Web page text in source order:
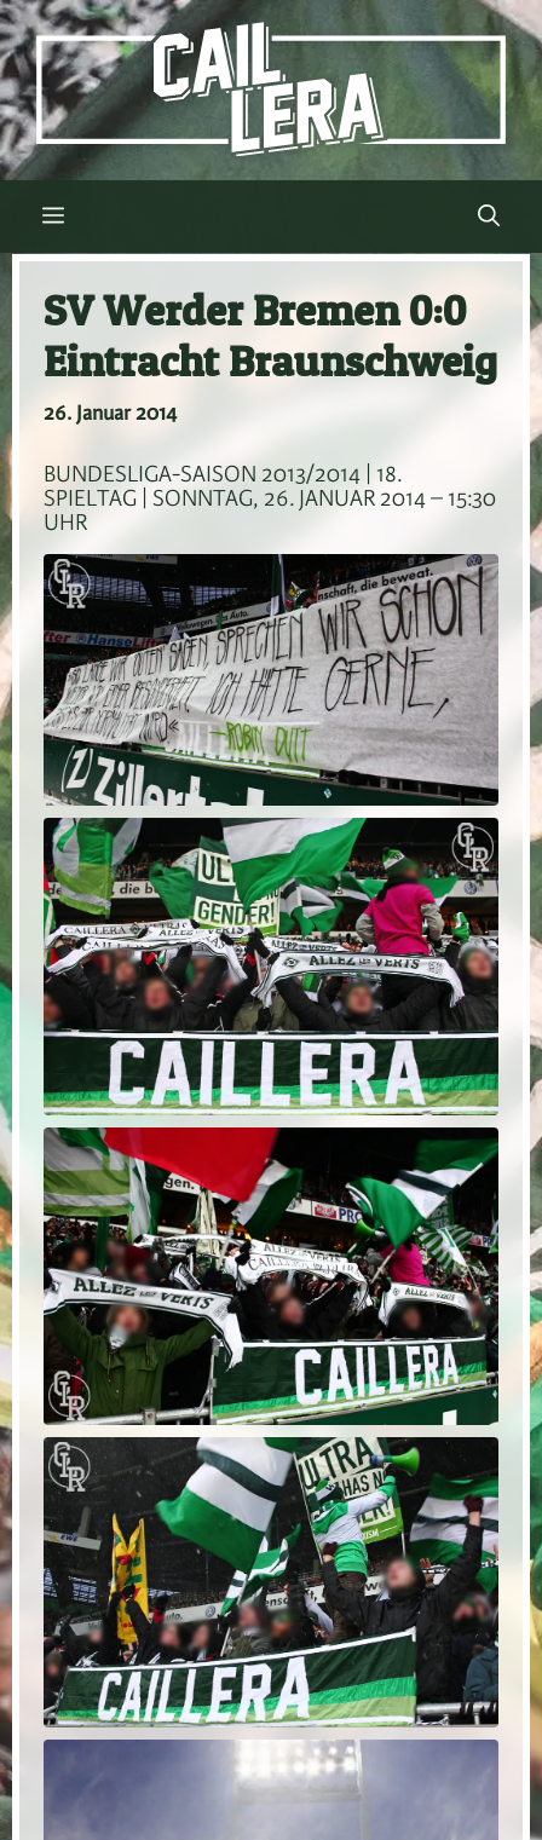
Zum
Inhalt
springen
Menü
SV Werder Bremen 0:0
Eintracht Braunschweig
26. Januar 2014
BUNDESLIGA-SAISON 2013/2014 | 18.
SPIELTAG | SONNTAG, 26. JANUAR 2014 – 15:30
UHR